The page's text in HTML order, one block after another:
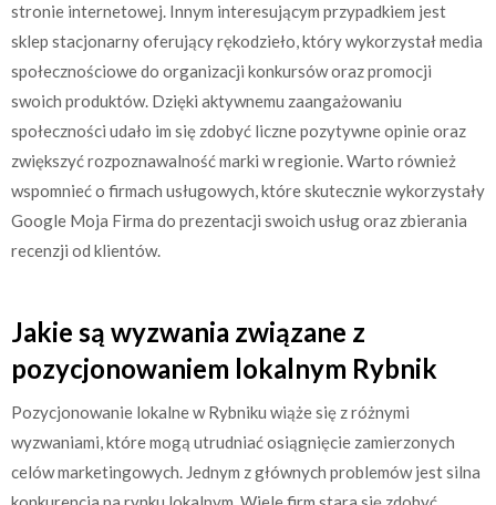
stronie internetowej. Innym interesującym przypadkiem jest
sklep stacjonarny oferujący rękodzieło, który wykorzystał media
społecznościowe do organizacji konkursów oraz promocji
swoich produktów. Dzięki aktywnemu zaangażowaniu
społeczności udało im się zdobyć liczne pozytywne opinie oraz
zwiększyć rozpoznawalność marki w regionie. Warto również
wspomnieć o firmach usługowych, które skutecznie wykorzystały
Google Moja Firma do prezentacji swoich usług oraz zbierania
recenzji od klientów.
Jakie są wyzwania związane z
pozycjonowaniem lokalnym Rybnik
Pozycjonowanie lokalne w Rybniku wiąże się z różnymi
wyzwaniami, które mogą utrudniać osiągnięcie zamierzonych
celów marketingowych. Jednym z głównych problemów jest silna